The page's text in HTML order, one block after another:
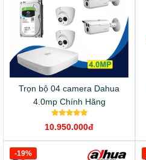
Trọn bộ 04 camera Dahua
4.0mp Chính Hãng
10.950.000đ
-19%